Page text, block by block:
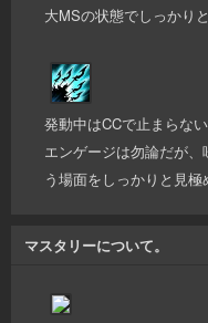
大MSの状態でしっかり
発動中はCCで止まらな
エンゲージは勿論だが
う場面をしっかりと見極
マスタリーについて。